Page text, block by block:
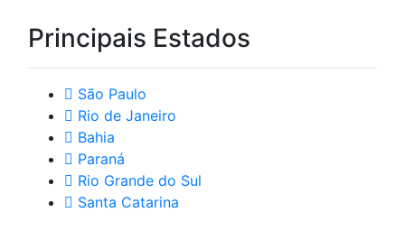
Principais Estados
São Paulo
Rio de Janeiro
Bahia
Paraná
Rio Grande do Sul
Santa Catarina